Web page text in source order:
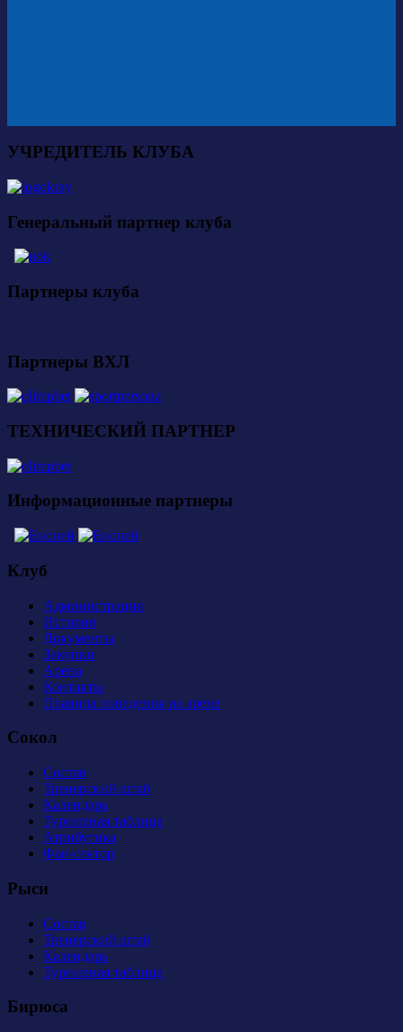
УЧРЕДИТЕЛЬ КЛУБА
Генеральный партнер клуба
Партнеры клуба
Партнеры ВХЛ
ТЕХНИЧЕСКИЙ ПАРТНЕР
Информационные партнеры
Клуб
Администрация
История
Документы
Закупки
Арена
Контакты
Правила поведения на арене
Сокол
Состав
Тренерский штаб
Календарь
Турнирная таблица
Атрибутика
Фан-сектор
Рыси
Состав
Тренерский штаб
Календарь
Турнирная таблица
Бирюса